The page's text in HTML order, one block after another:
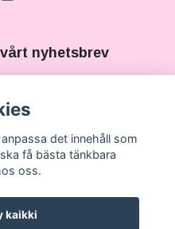
nyhetsbrev
det innehåll som
få bästa tänkbara
oss.
kaikki